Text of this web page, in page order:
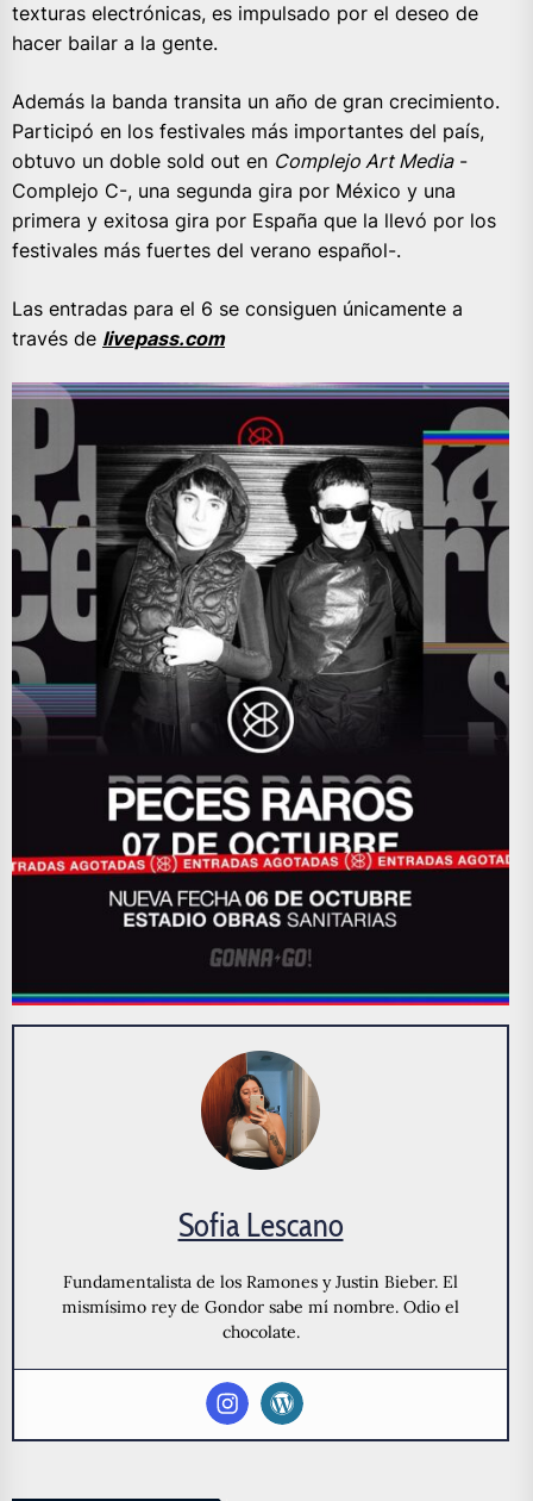
texturas electrónicas, es impulsado por el deseo de
hacer bailar a la gente.
Además la banda transita un año de gran crecimiento.
Participó en los festivales más importantes del país,
obtuvo un doble sold out en Complejo Art Media-
Complejo C-, una segunda gira por México y una
primera y exitosa gira por España que la llevó por los
festivales más fuertes del verano español-.
Las entradas para el 6 se consiguen únicamente a
través de livepass.com
Sofia Lescano
Fundamentalista de los Ramones y Justin Bieber. El
mismísimo rey de Gondor sabe mí nombre. Odio el
chocolate.